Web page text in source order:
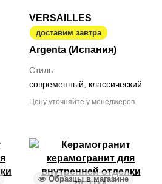
VERSAILLES
доставим завтра
Argenta (Испания)
Стиль
современный, классический
Цену уточняйте у менеджеров
Образцы в магазине